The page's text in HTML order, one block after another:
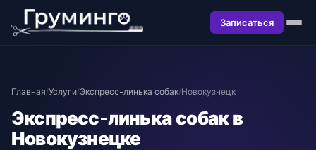
Записаться
Главная/Услуги/Экспресс-линька собак/Новокузнецк
Экспресс-линька собак в
Новокузнецке